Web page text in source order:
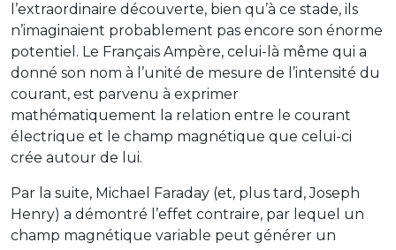
l’extraordinaire découverte, bien qu’à ce stade, ils
n’imaginaient probablement pas encore son énorme
potentiel. Le Français Ampère, celui-là même qui a
donné son nom à l’unité de mesure de l’intensité du
courant, est parvenu à exprimer
mathématiquement la relation entre le courant
électrique et le champ magnétique que celui-ci
crée autour de lui.
Par la suite, Michael Faraday (et, plus tard, Joseph
Henry) a démontré l’effet contraire, par lequel un
champ magnétique variable peut générer un